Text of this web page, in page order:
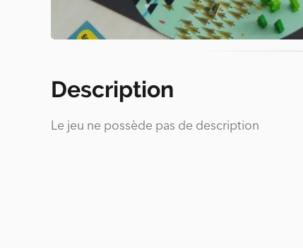
Description
Le jeu ne possède pas de description